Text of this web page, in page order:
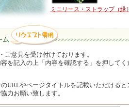
ミニリース・ストラップ（緑
スト専用）
意見を受け付けております。
を記入の上「内容を確認する」を押してく
URLやページタイトルを記載いただけると
力お願い致します。